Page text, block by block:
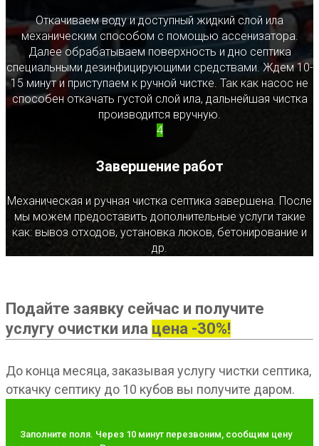
Откачиваем воду и доступный жидкий слой ила
механическим способом с помощью ассенизатора.
Далее обрабатываем поверхность и дно септика
специальными дезинфицирующими средствами. Ждем 10-
15 минут и приступаем к ручной чистке. Так как насос не
способен откачать густой слой ила, дальнейшая чистка
производится вручную.
4
Завершение работ
Механическая и ручная чистка септика завершена. После
мы можем предоставить дополнительные услуги такие
как: вывоз отходов, установка люков, бетонирование и
др.
Подайте заявку сейчас и получите
услугу очистки ила цена -30%!
До конца месяца, заказывая услугу чистки септика,
откачку септику до 10 кубов вы получите даром.
Заполните поля. Через 10 минут перезвоним, сообщим цену